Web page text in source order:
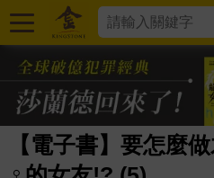
【電子書】要怎麼